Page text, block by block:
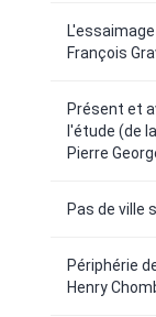
François
Présent et
l'étude (de
Pierre
Pas de ville
Périphérie
Henry